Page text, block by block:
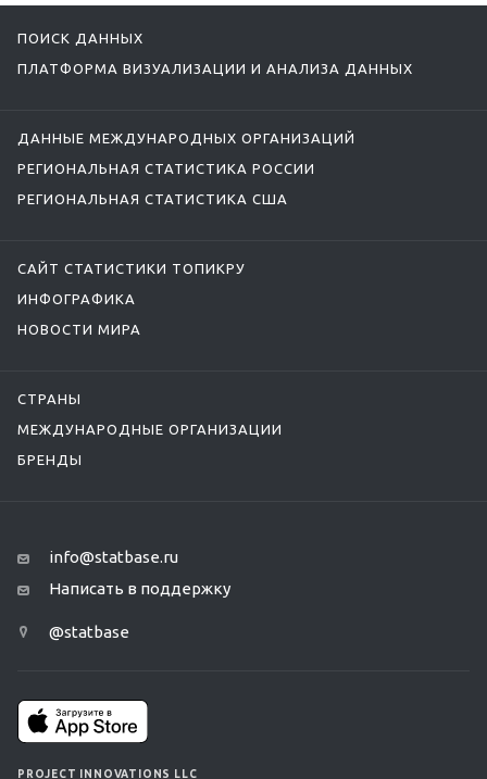
ПОИСК ДАННЫХ
ПЛАТФОРМА ВИЗУАЛИЗАЦИИ И АНАЛИЗА ДАННЫХ
ДАННЫЕ МЕЖДУНАРОДНЫХ ОРГАНИЗАЦИЙ
РЕГИОНАЛЬНАЯ СТАТИСТИКА РОССИИ
РЕГИОНАЛЬНАЯ СТАТИСТИКА США
САЙТ СТАТИСТИКИ ТОПИКРУ
ИНФОГРАФИКА
НОВОСТИ МИРА
СТРАНЫ
МЕЖДУНАРОДНЫЕ ОРГАНИЗАЦИИ
БРЕНДЫ
info@statbase.ru
Написать в поддержку
@statbase
PROJECT INNOVATIONS LLC